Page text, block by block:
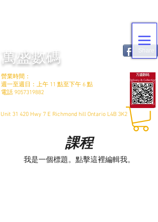
Share
Unit 31 420 Hwy 7 E Richmond hill Ontario L4B 3K2
營業時間：
週一至週日：上午 11 點至下午 6 點
電話 9057319882
萬盛數碼
課程
我是一個標題。點擊這裡編輯我。